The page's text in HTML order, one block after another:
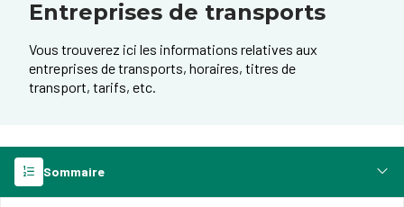
Entreprises de transports
Vous trouverez ici les informations relatives aux
entreprises de transports, horaires, titres de
transport, tarifs, etc.
Sommaire